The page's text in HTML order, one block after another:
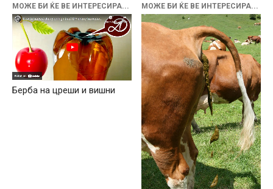
МОЖЕ БИ ЌЕ ВЕ ИНТЕРЕСИРА...
Берба на цреши и вишни
МОЖЕ БИ ЌЕ ВЕ ИНТЕРЕСИРА...